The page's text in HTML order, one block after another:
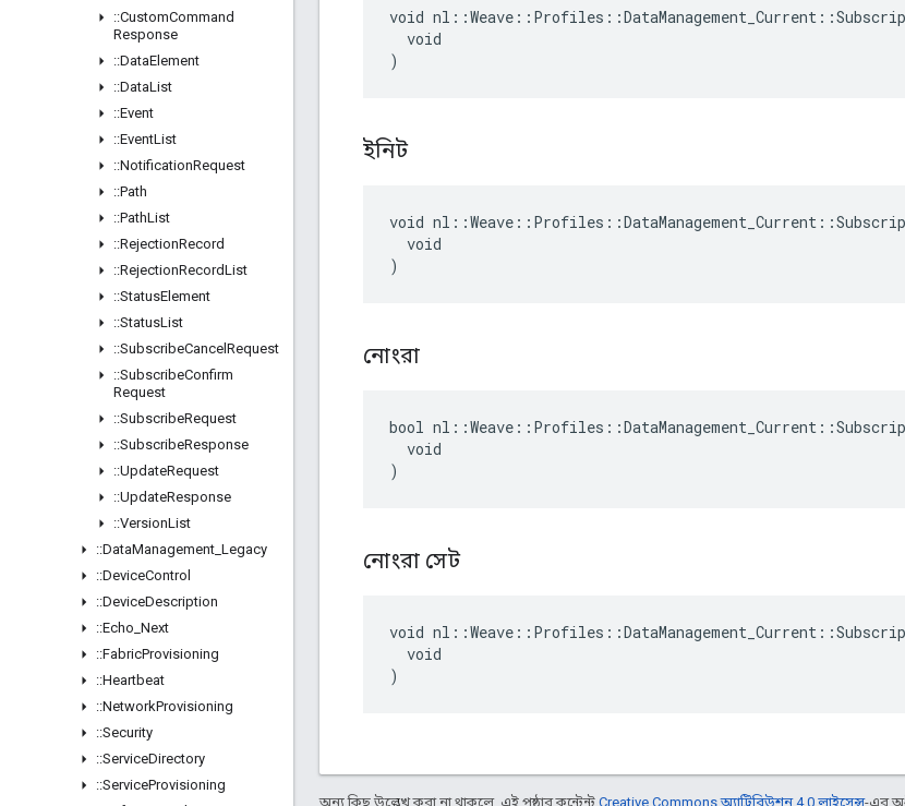
::CustomCommand
Response
::DataElement
::DataList
::Event
::EventList
::NotificationRequest
::Path
::PathList
::RejectionRecord
::RejectionRecordList
::StatusElement
::StatusList
::SubscribeCancel Request
::SubscribeConfirm
Request
::SubscribeRequest
::SubscribeResponse
::UpdateRequest
::UpdateResponse
::VersionList
::DataManagement Legacy
::DeviceControl
::DeviceDescription
::Echo Next
::FabricProvisioning
::Heartbeat
::NetworkProvisioning
::Security
::ServiceDirectory
::ServiceProvisioning
void
  void
)
ইনিট
void
  void
)
নোংরা
bool
  void
)
নোংরা সেট
void
  void
)
অন্য কিছু উল্লেখ করা না থাকলে, এই পৃষ্ঠার কন্টেন্ট Creative Commons অ্যাট্রিবিউশন 4.0 লাইসেন্স-এর